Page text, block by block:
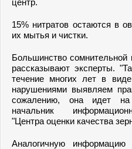
центр.
15% нитратов остаются в
их мытья и чистки.
Большинство сомнительной
рассказывают эксперты.
течение многих лет в
нарушениями выявляем
сожалению, она идет
начальник
"Центра оценки качества
Аналогичную информацию